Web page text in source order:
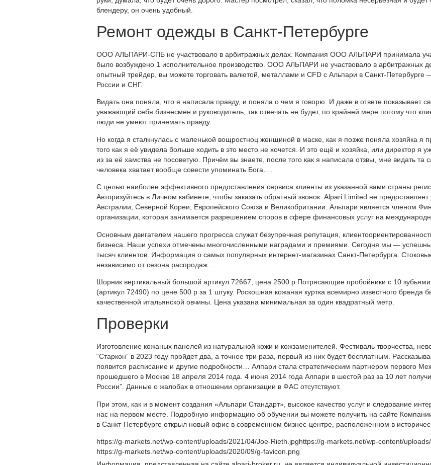
блендеру, он очень удобный.
Ремонт одежды в Санкт-Петербурге
ООО АЛЬПАРИ-СПБ не участвовало в арбитражных делах. Компания ООО АЛЬПАРИ принимала
было возбуждено 1 исполнительное производство. ООО АЛЬПАРИ не участвовало в арбитражных
опытный трейдер, вы можете торговать валютой, металлами и CFD с Альпари в Санкт-
России и СНГ.
Видать она поняла, что я написала правду, и поняла о чем я говорю. И даже в ответе показывает
уважающий себя бизнесмен и руководитель, так отвечать не будет, по крайней мере потому что
люди не умеют принемать правду.
Но когда я сталкнулась с маленькой вощростноц женщиной в маске, как я позже поняла хозяйка я
того как я её увидела больше ходить в это место не хочется. И это ещё и хозяйка, или директор я
из за её хамства не посоветую. Причём вы знаете, после того как я написала отзвы, мне видать та
человека хватает вообще совести упоминать Бога….
С целью наиболее эффективного предоставления сервиса клиенты из указанной вами страны
Авторизуйтесь в Личном кабинете, чтобы заказать обратный звонок. Alpari Limited не
Австралии, Северной Кореи, Европейского Союза и Великобритании. Альпари является членом
организации, которая занимается разрешением споров в сфере финансовых услуг на
Основным двигателем нашего прогресса служат безупречная репутация,
бизнеса. Наши успехи отмечены многочисленными наградами и премиями. Сегодня мы —
тысяч клиентов. Информация о самых популярных интернет-магазинах Санкт-Петербурга.
независимо от сезона распродаж…
Шорник вертикальный большой артикул 72667, цена 2500 р Потрясающие пробойники с 10
(артикул 72490) по цене 500 р за 1 штуку. Роскошная кожаная куртка всемирно известного бренда
качественной итальянской овчины. Цена указана минимальная за один квадратный метр.
Проверки
Изготовление кожаных панелей из натуральной кожи и кожзаменителей. Фестиваль творчества,
“Старкон” в 2023 году пройдет два, а точнее три раза, первый из них будет бесплатным.
появится расписание и другие подробности… Алпари стала стратегическим партнером первого
прошедшего в Москве 18 апреля 2014 года. 4 июня 2014 года Алпари в шестой раз за 10 лет
России”. Данные о жалобах в отношении организации в ФАС отсутствуют.
При этом, как и в момент создания «Альпари Стандарт», высокое качество услуг и следование
нас на первом месте. Подробную информацию об обучении вы можете получить на сайте
в Санкт-Петербурге открыл новый офис в современном бизнес-центре, расположенном в
https://g-markets.net/wp-content/uploads/2021/04/Joe-Rieth.jpghttps://g-markets.net/wp-content/
https://g-markets.net/wp-content/uploads/2020/09/g-favicon.png